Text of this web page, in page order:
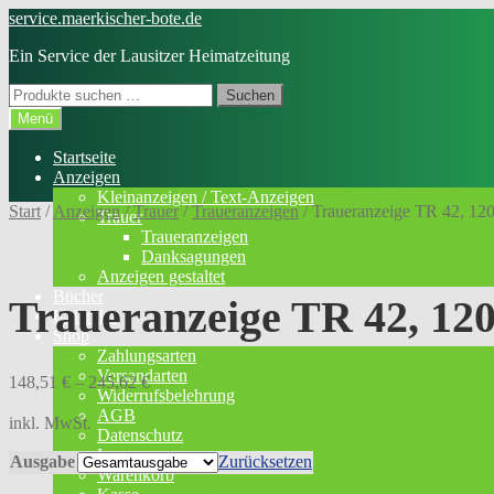
Zur
springen
Zum
springen
service.maerkischer-bote.de
Ein Service der Lausitzer Heimatzeitung
Suchen
nach:
Suchen
Menü
Startseite
Anzeigen
Kleinanzeigen / Text-Anzeigen
Trauer
Traueranzeigen
Danksagungen
Anzeigen gestaltet
Bücher
Kalender
Shop
Zahlungsarten
Versandarten
Widerrufsbelehrung
AGB
Datenschutz
Impressum
Warenkorb
Start /Anzeigen/Trauer/Traueranzeigen/Traueranzeige TR 42,
Traueranzeige TR 42,
148,51 € –245,62€
inkl. MwSt.
Ausgabe Zurücksetzen